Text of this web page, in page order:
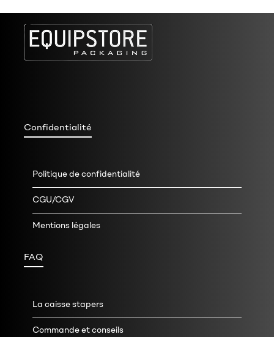
Confidentialité
Politique de confidentialité
CGU/CGV
Mentions légales
FAQ
La caisse stapers
Commande et conseils